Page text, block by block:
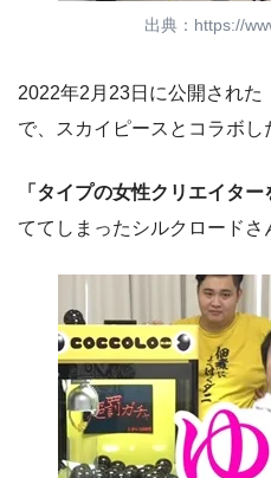
出典：https://
2022年2月23日に公開された
で、スカイピースとコラボし
「タイプの女性クリエイター
ててしまったシルクロードさ